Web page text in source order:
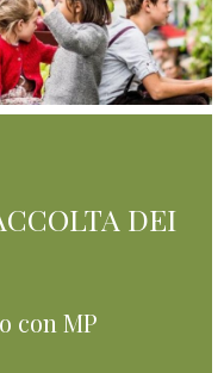
DEI
con MP